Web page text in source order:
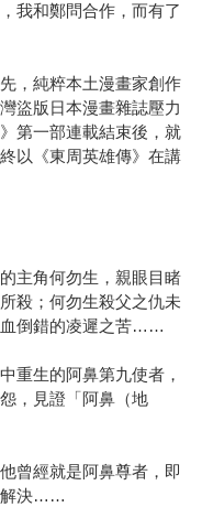
我和鄭問合作，而有了
，純粹本土漫畫家創作
盜版日本漫畫雜誌壓力
第一部連載結束後，就
以《東周英雄傳》在講
主角何勿生，親眼目睹
殺；何勿生殺父之仇未
血倒錯的凌遲之苦……
重生的阿鼻第九使者，
，見證「阿鼻（地
曾經就是阿鼻尊者，即
解決……